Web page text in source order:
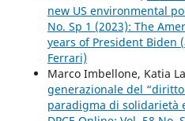
new US environmental
No. Sp 1 (2023): The
years of President Biden
Ferrari)
Marco Imbellone, Katia
generazionale del
paradigma di solidarietà